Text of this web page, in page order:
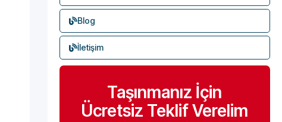
Blog
İletişim
Taşınmanız İçin
Ücretsiz Teklif Verelim